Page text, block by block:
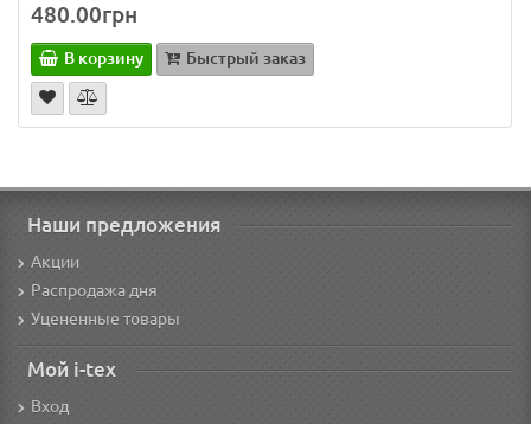
480.00грн
В корзину Быстрый заказ
Наши предложения
Акции
Распродажа дня
Уцененные товары
Мой i-tex
Вход